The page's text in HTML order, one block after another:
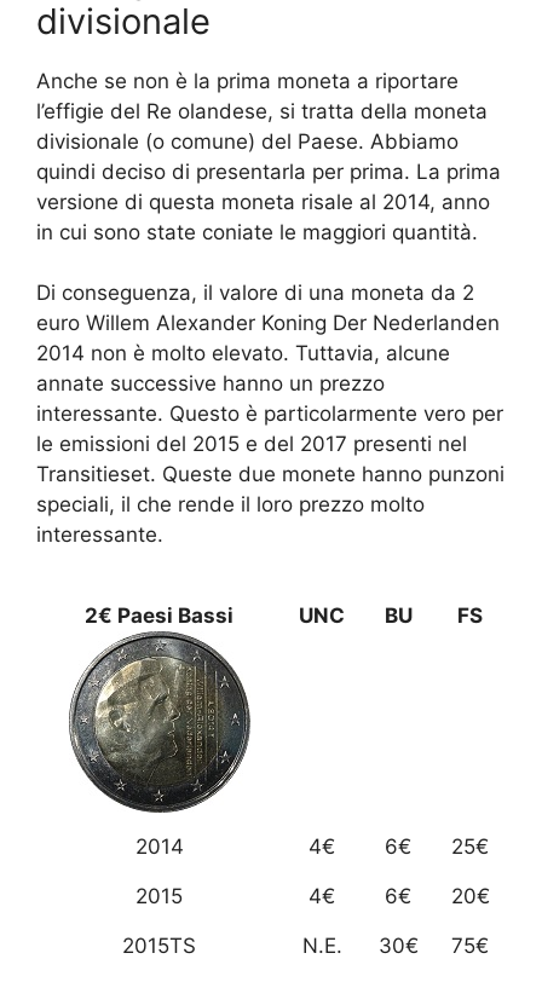
divisionale
Anche se non è la prima moneta a riportare
l’effigie del Re olandese, si tratta della moneta
divisionale (o comune) del Paese. Abbiamo
quindi deciso di presentarla per prima. La prima
versione di questa moneta risale al 2014, anno
in cui sono state coniate le maggiori quantità.
Di conseguenza, il valore di una moneta da 2
euro Willem Alexander Koning Der Nederlanden
2014 non è molto elevato. Tuttavia, alcune
annate successive hanno un prezzo
interessante. Questo è particolarmente vero per
le emissioni del 2015 e del 2017 presenti nel
Transitieset. Queste due monete hanno punzoni
speciali, il che rende il loro prezzo molto
interessante.
2€ Paesi Bassi UNC BU FS
2014 4€ 6€ 25€
2015 4€ 6€ 20€
2015TS N.E. 30€ 75€